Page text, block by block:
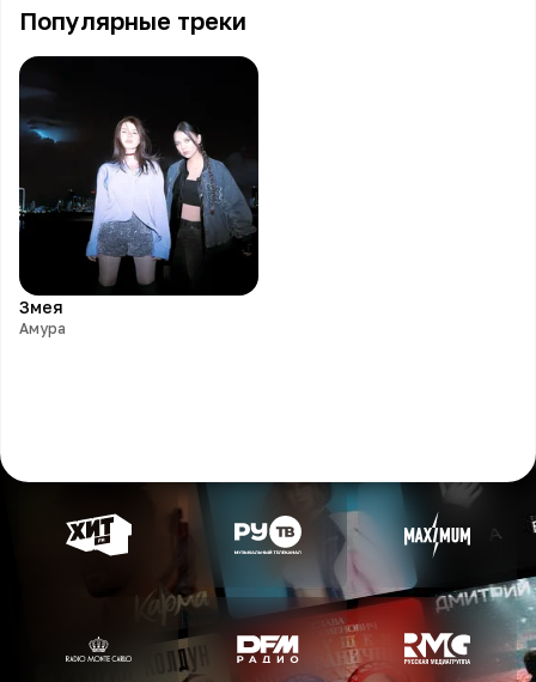
Популярные треки
Змея
Амура